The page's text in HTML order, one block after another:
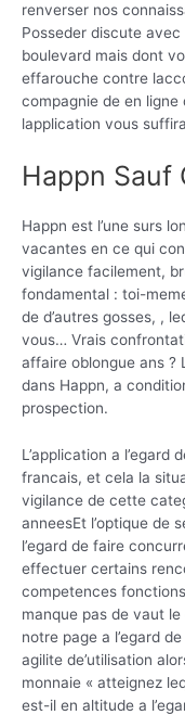
renverser nos
Posseder discute
boulevard mais dont
effarouche contre
compagnie de en
lapplication vous
Happn Sauf
Happn est l’une surs
vacantes en ce qui
vigilance facilement,
fondamental : toi-
de d’autres gosses, ,
vous… Vrais
affaire oblongue ans ?
dans Happn, a
prospection.
L’application a
francais, et cela la
vigilance de cette
anneesEt l’optique de
l’egard de faire
effectuer certains
competences
manque pas de vaut
notre page a l’egard
agilite de’utilisation
monnaie « atteignez
est-il en altitude a